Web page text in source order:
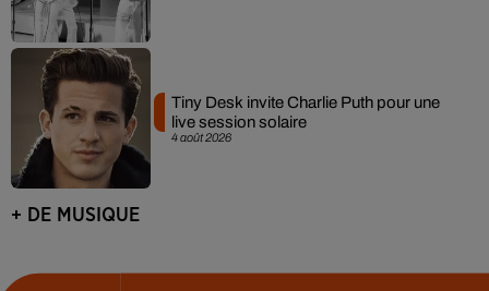
4 août 2026
Tiny Desk invite Charlie Puth pour une
live session solaire
+ DE MUSIQUE